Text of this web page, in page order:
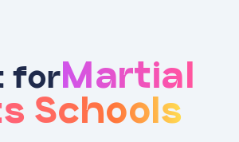
for Martial
Schools